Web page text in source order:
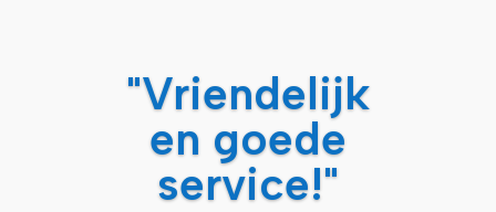
"Vriendelijk
en goede
service!"